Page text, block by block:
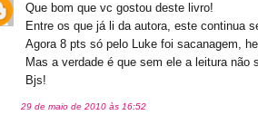
Que bom que vc gostou deste livro!
Entre os que já li da autora, este continua
Agora 8 pts só pelo Luke foi sacanagem,
Mas a verdade é que sem ele a leitura não
Bjs!
29 de maio de 2010 às 16:52